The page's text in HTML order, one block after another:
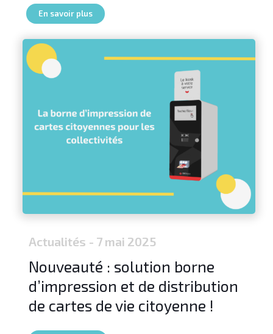
En savoir plus
Actualités - 7 mai 2025
Nouveauté : solution borne
d’impression et de distribution
de cartes de vie citoyenne !